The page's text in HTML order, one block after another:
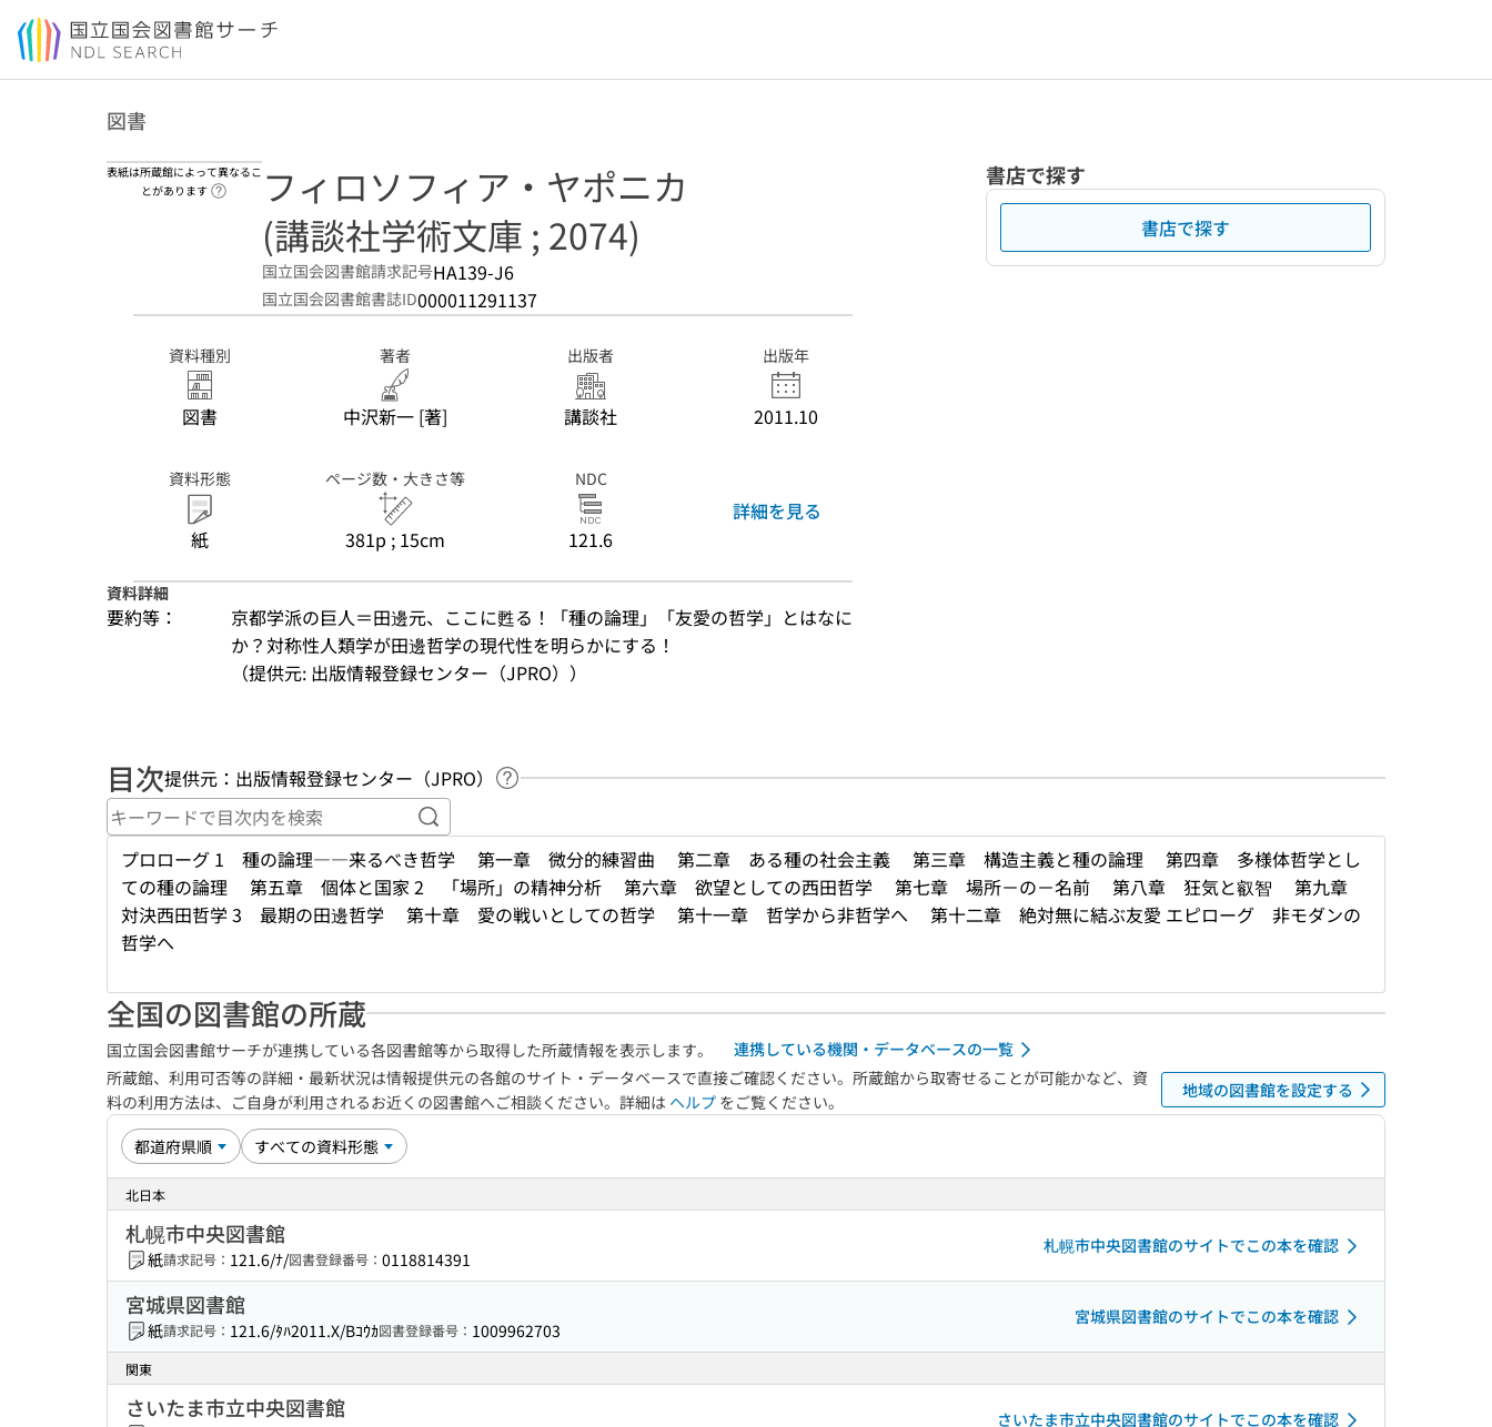
本文へ移動
図書
表紙は所蔵館によって異なるこ
とがあります
ヘルプページへのリンク
フィロソフィア・ヤポニカ
(講談社学術文庫 ; 2074)
国立国会図書館請求記号HA139-J6
国立国会図書館書誌ID000011291137
資料種別
図書
著者
中沢新一 [著]
出版者
講談社
出版年
2011.10
資料形態
紙
ページ数・大きさ等
381p ; 15cm
NDC
121.6
詳細を見る
資料詳細
要約等：
京都学派の巨人＝田邊元、ここに甦る！「種の論理」「友愛の哲学」とはなに
か？対称性人類学が田邊哲学の現代性を明らかにする！
（提供元: 出版情報登録センター（JPRO））
書店で探す
書店で探す
目次提供元：出版情報登録センター（JPRO）
ヘルプページへのリンク
キーワードで目次内を検索
プロローグ 1 種の論理――来るべき哲学 第一章 微分的練習曲 第二章 ある種の社会主義 第三章 構造主義と種の論理 第四章 多様体哲学とし
ての種の論理 第五章 個体と国家 2 「場所」の精神分析 第六章 欲望としての西田哲学 第七章 場所－の－名前 第八章 狂気と叡智 第九章
対決西田哲学 3 最期の田邊哲学 第十章 愛の戦いとしての哲学 第十一章 哲学から非哲学へ 第十二章 絶対無に結ぶ友愛 エピローグ 非モダンの
哲学へ
全国の図書館の所蔵
国立国会図書館サーチが連携している各図書館等から取得した所蔵情報を表示します。
連携している機関・データベースの一覧
所蔵館、利用可否等の詳細・最新状況は情報提供元の各館のサイト・データベースで直接ご確認ください。所蔵館から取寄せることが可能かなど、資
料の利用方法は、ご自身が利用されるお近くの図書館へご相談ください。詳細は ヘルプ をご覧ください。
地域の図書館を設定する
北日本
札幌市中央図書館
紙請求記号： 121.6/ﾅ/図書登録番号： 0118814391
札幌市中央図書館のサイトでこの本を確認
宮城県図書館
紙請求記号： 121.6/ﾀﾊ2011.X/Bｺｳｶ図書登録番号： 1009962703
宮城県図書館のサイトでこの本を確認
関東
さいたま市立中央図書館 さいたま市立中央図書館のサイトでこの本を確認